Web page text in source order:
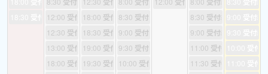
TOEIC対策 2---中級者用のオリジナルテキストで学びます。
すでにTOEIC500点以上お持ちの方、
TOEIC１を終えられた方にオススメです。
また、基礎英文法を終えてから、さらに会話能力を鍛えたい、
受付終了
12:00 受付終了
12:30 受付終了
13:00 受付終了
18:00 受付終了
18:00 受付終了
18:30 受付終了
19:00 受付終了
19:30 受付終了
8:30 受付終了
9:00 受付終了
9:30 受付終了
10:00 受付終了
8:30 受付終了
9:00 受付終了
11:00 受付終了
11:30 受付終了